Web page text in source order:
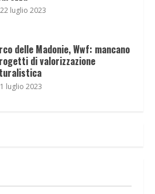
22 luglio 2023
delle Madonie, Wwf: mancano
di valorizzazione
1 luglio 2023